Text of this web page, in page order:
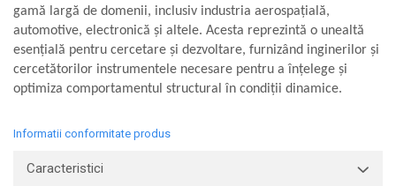
gamă largă de domenii, inclusiv industria aerospațială,
automotive, electronică și altele. Acesta reprezintă o unealtă
esențială pentru cercetare și dezvoltare, furnizând inginerilor și
cercetătorilor instrumentele necesare pentru a înțelege și
optimiza comportamentul structural în condiții dinamice.
Informatii conformitate produs
Caracteristici